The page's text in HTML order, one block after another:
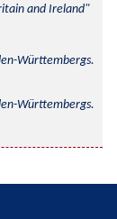
and Ireland
Württembergs.
Württembergs.